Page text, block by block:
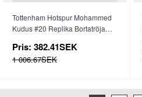
Tottenham Hotspur Mohammed
Kudus #20 Replika Bortatröja
Pris: 382.41SEK
1 006.67SEK